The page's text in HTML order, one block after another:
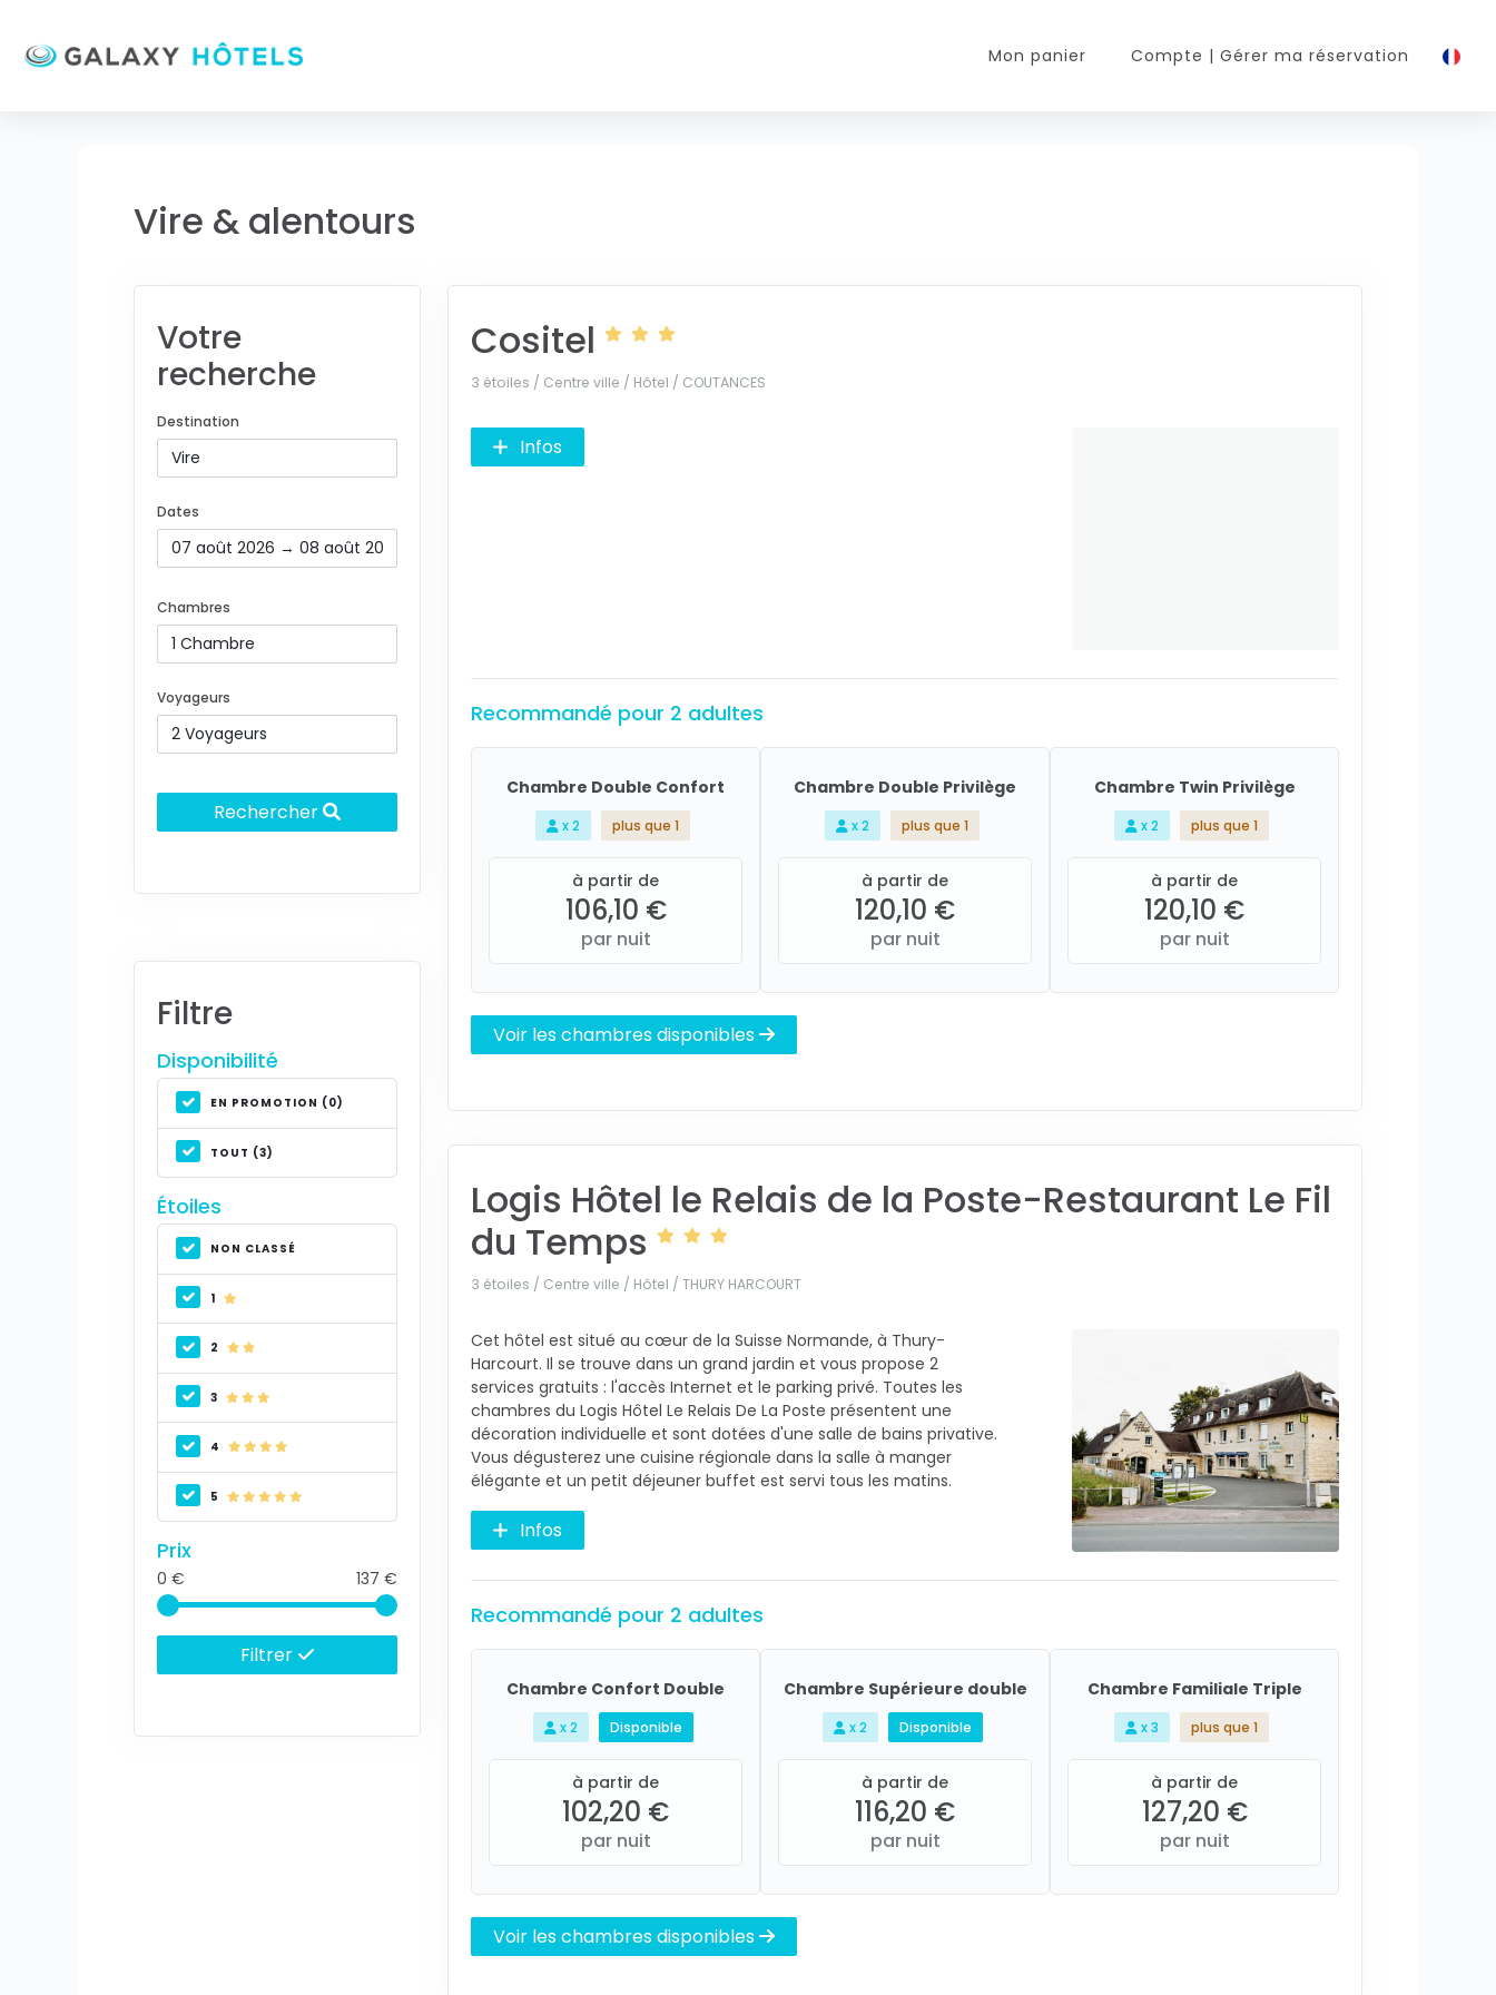
Mon panier Compte | Gérer ma réservation
Vire & alentours
Votre
recherche
Destination
Dates
Chambres
Voyageurs
Rechercher
Filtre
Disponibilité
EN PROMOTION (0)
TOUT (3)
Étoiles
NON CLASSÉ
1
2
3
4
5
Prix
0 137
Filtrer
Cositel
3 étoiles / Centre ville / Hôtel / COUTANCES
Infos
Recommandé pour 2 adultes
Chambre Double Confort
x 2 plus que 1
à partir de
106,10 €
par nuit
Chambre Double Privilège
x 2 plus que 1
à partir de
120,10 €
par nuit
Chambre Twin Privilège
x 2 plus que 1
à partir de
120,10 €
par nuit
Voir les chambres disponibles
Logis Hôtel le Relais de la Poste-Restaurant Le Fil
du Temps
3 étoiles / Centre ville / Hôtel / THURY HARCOURT
Cet hôtel est situé au cœur de la Suisse Normande, à Thury-
Harcourt. Il se trouve dans un grand jardin et vous propose 2
services gratuits : l'accès Internet et le parking privé. Toutes les
chambres du Logis Hôtel Le Relais De La Poste présentent une
décoration individuelle et sont dotées d'une salle de bains privative.
Vous dégusterez une cuisine régionale dans la salle à manger
élégante et un petit déjeuner buffet est servi tous les matins.
Infos
Recommandé pour 2 adultes
Chambre Confort Double
x 2 Disponible
à partir de
102,20 €
par nuit
Chambre Supérieure double
x 2 Disponible
à partir de
116,20 €
par nuit
Chambre Familiale Triple
x 3 plus que 1
à partir de
127,20 €
par nuit
Voir les chambres disponibles